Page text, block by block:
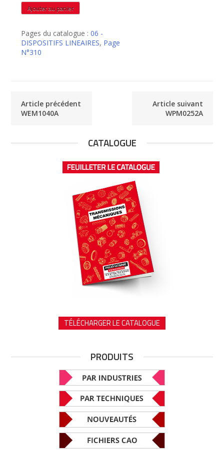
quantité
de
Ajouter au panier
Pages du catalogue :06 -
DISPOSITIFS LINEAIRES, Page
N°310
Article précédent
WEM1040A
Article suivant
WPM0252A
CATALOGUE
TÉLÉCHARGER LE CATALOGUE
PRODUITS